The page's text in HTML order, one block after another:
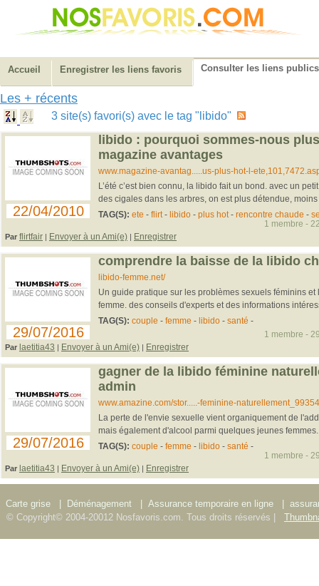
Accueil Enregistrer les liens favoris Consulter les liens publics
Les + récents
3 site(s) favori(s) avec le tag "libido"
22/04/2010
libido : pourquoi sommes-nous
magazine avantages
www.magazine-avantag.....us-plus-hot-l-
L’été c’est bien connu, la libido fait un bond. avec un
des cigales dans les arbres, on est plus détendue, moins
TAG(S): ete - flirt- libido- plus hot- rencontre chaude -
Par flirtfair | Envoyer à un Ami(e) | Enregistrer
1 membre -
29/07/2016
comprendre la baisse de la libido
libido-femme.net/
Un guide pratique sur les problèmes sexuels féminins
femme. des conseils d'experts et des informations
TAG(S): couple - femme - libido- santé -
Par laetitia43 | Envoyer à un Ami(e) | Enregistrer
1 membre -
29/07/2016
gagner de la libido féminine
admin
www.amazine.com/stor.....-feminine-
La perte de l'envie sexuelle vient organiquement de
mais également d'alcool parmi quelques jeunes
TAG(S): couple - femme - libido- santé -
Par laetitia43 | Envoyer à un Ami(e) | Enregistrer
1 membre -
Carte grise Déménagement Assurance temporaire en ligne
© Copyright© 2004-20012 Nosfavoris.com. Tous droits réservés |